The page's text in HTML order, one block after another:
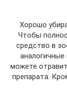
Хорошо
Чтобы
средство в
можете
препарата.